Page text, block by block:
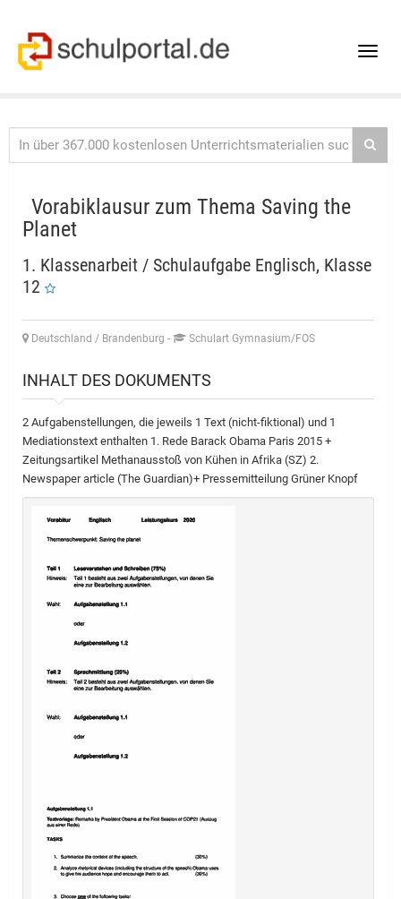
Toggle
Vorabiklausur zum Thema Saving the
Planet
1. Klassenarbeit / Schulaufgabe Englisch, Klasse
12
Deutschland / Brandenburg - Schulart Gymnasium/FOS
INHALT DES DOKUMENTS
2 Aufgabenstellungen, die jeweils 1 Text (nicht-fiktional) und 1
Mediationstext enthalten 1. Rede Barack Obama Paris 2015 +
Zeitungsartikel Methanausstoß von Kühen in Afrika (SZ) 2.
Newspaper article (The Guardian)+ Pressemitteilung Grüner Knopf